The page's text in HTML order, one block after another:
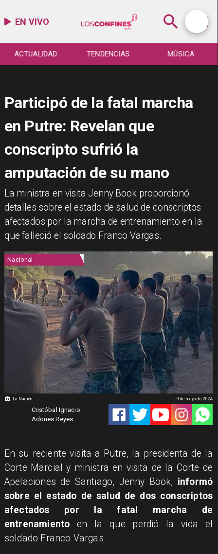
EN VIVO
ACTUALIDAD TENDENCIAS MÚSICA
Participó de la fatal marcha
en Putre: Revelan que
conscripto sufrió la
amputación de su mano
La ministra en visita Jenny Book proporcionó
detalles sobre el estado de salud de conscriptos
afectados por la marcha de entrenamiento en la
que falleció el soldado Franco Vargas.
La Nación
Nacional
Cristóbal Ignacio
Adones Reyes
9 de mayo de 2024
En su reciente visita a Putre, la presidenta de la
Corte Marcial y ministra en visita de la Corte de
Apelaciones de Santiago, Jenny Book, informó
sobre el estado de salud de dos conscriptos
afectados por la fatal marcha de
entrenamiento en la que perdió la vida el
soldado Franco Vargas.